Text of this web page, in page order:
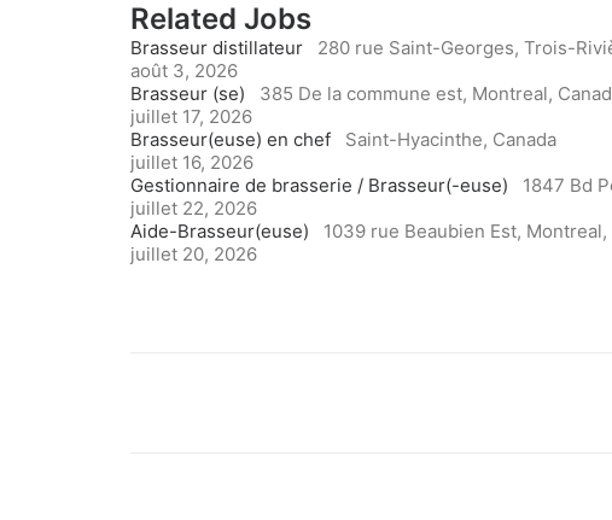
Related Jobs
Brasseur distillateur 280 rue Saint-Georges, Trois-
août 3, 2026
Brasseur (se)
385 De la commune est, Montreal,
juillet 17, 2026
Brasseur(euse) en chef
Saint-Hyacinthe, Canada
juillet 16, 2026
Gestionnaire de brasserie / Brasseur(-euse)
1847 Bd
juillet 22, 2026
Aide-Brasseur(euse)
1039 rue Beaubien Est, Montreal,
juillet 20, 2026